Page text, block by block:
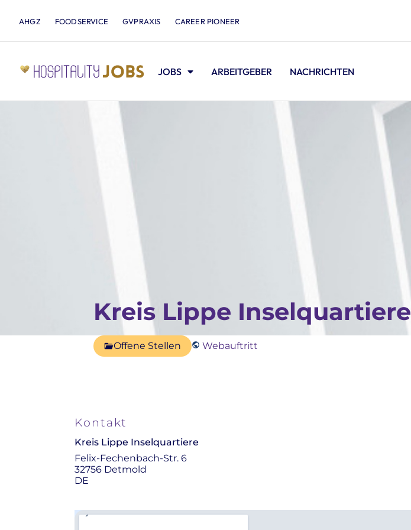
AHGZ FOODSERVICE GVPRAXIS CAREER PIONEER
JOBS ARBEITGEBER NACHRICHTEN
Kreis Lippe Inselquartiere
Offene Stellen Webauftritt
Kontakt
Kreis Lippe Inselquartiere
Felix-Fechenbach-Str. 6
32756 Detmold
DE